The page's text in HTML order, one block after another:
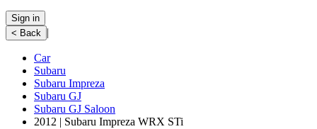
Sign in
< Back |
Car
Subaru
Subaru Impreza
Subaru GJ
Subaru GJ Saloon
2012 | Subaru Impreza WRX STi